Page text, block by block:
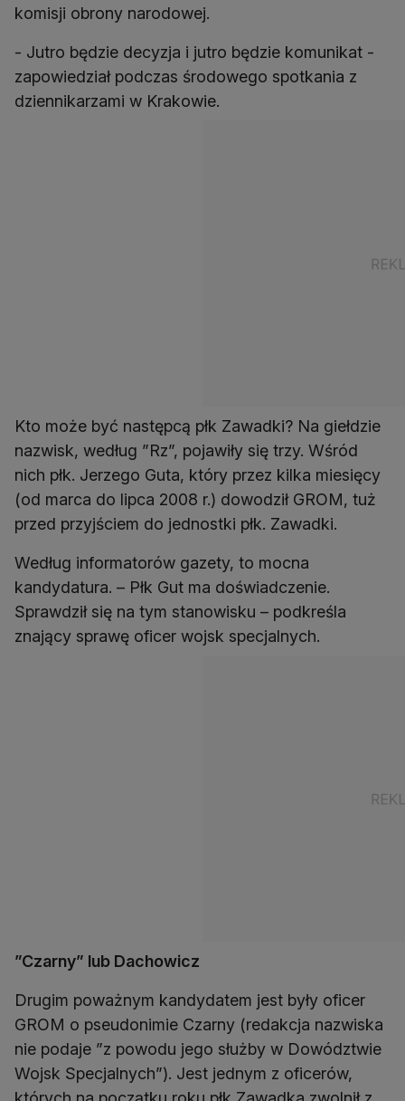
komisji obrony narodowej.
- Jutro będzie decyzja i jutro będzie komunikat -
zapowiedział podczas środowego spotkania z
dziennikarzami w Krakowie.
Kto może być następcą płk Zawadki? Na giełdzie
nazwisk, według ”Rz”, pojawiły się trzy. Wśród
nich płk. Jerzego Guta, który przez kilka miesięcy
(od marca do lipca 2008 r.) dowodził GROM, tuż
przed przyjściem do jednostki płk. Zawadki.
Według informatorów gazety, to mocna
kandydatura. – Płk Gut ma doświadczenie.
Sprawdził się na tym stanowisku – podkreśla
znający sprawę oficer wojsk specjalnych.
”Czarny” lub Dachowicz
Drugim poważnym kandydatem jest były oficer
GROM o pseudonimie Czarny (redakcja nazwiska
nie podaje ”z powodu jego służby w Dowództwie
Wojsk Specjalnych”). Jest jednym z oficerów,